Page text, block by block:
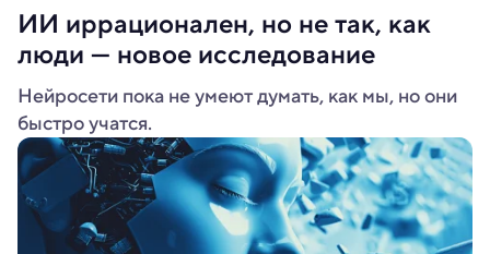
ИИ иррационален, но не так, как
люди — новое исследование
Нейросети пока не умеют думать, как мы, но они
быстро учатся.